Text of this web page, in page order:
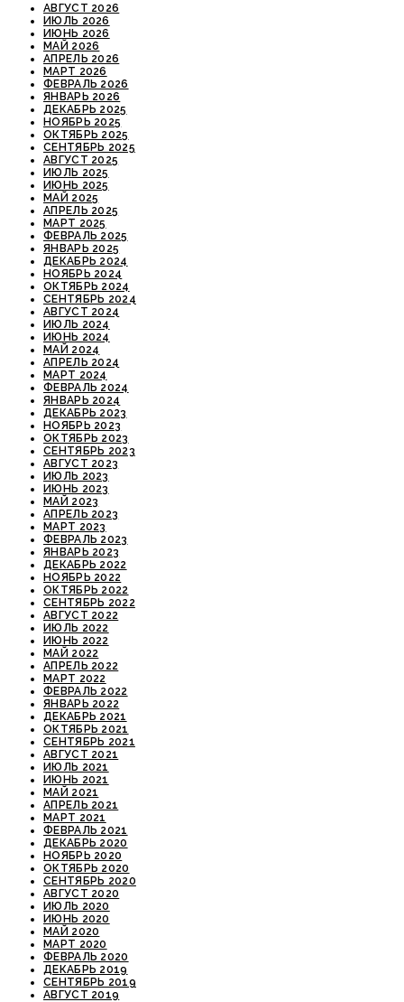
АВГУСТ 2026
ИЮЛЬ 2026
ИЮНЬ 2026
МАЙ 2026
АПРЕЛЬ 2026
МАРТ 2026
ФЕВРАЛЬ 2026
ЯНВАРЬ 2026
ДЕКАБРЬ 2025
НОЯБРЬ 2025
ОКТЯБРЬ 2025
СЕНТЯБРЬ 2025
АВГУСТ 2025
ИЮЛЬ 2025
ИЮНЬ 2025
МАЙ 2025
АПРЕЛЬ 2025
МАРТ 2025
ФЕВРАЛЬ 2025
ЯНВАРЬ 2025
ДЕКАБРЬ 2024
НОЯБРЬ 2024
ОКТЯБРЬ 2024
СЕНТЯБРЬ 2024
АВГУСТ 2024
ИЮЛЬ 2024
ИЮНЬ 2024
МАЙ 2024
АПРЕЛЬ 2024
МАРТ 2024
ФЕВРАЛЬ 2024
ЯНВАРЬ 2024
ДЕКАБРЬ 2023
НОЯБРЬ 2023
ОКТЯБРЬ 2023
СЕНТЯБРЬ 2023
АВГУСТ 2023
ИЮЛЬ 2023
ИЮНЬ 2023
МАЙ 2023
АПРЕЛЬ 2023
МАРТ 2023
ФЕВРАЛЬ 2023
ЯНВАРЬ 2023
ДЕКАБРЬ 2022
НОЯБРЬ 2022
ОКТЯБРЬ 2022
СЕНТЯБРЬ 2022
АВГУСТ 2022
ИЮЛЬ 2022
ИЮНЬ 2022
МАЙ 2022
АПРЕЛЬ 2022
МАРТ 2022
ФЕВРАЛЬ 2022
ЯНВАРЬ 2022
ДЕКАБРЬ 2021
ОКТЯБРЬ 2021
СЕНТЯБРЬ 2021
АВГУСТ 2021
ИЮЛЬ 2021
ИЮНЬ 2021
МАЙ 2021
АПРЕЛЬ 2021
МАРТ 2021
ФЕВРАЛЬ 2021
ДЕКАБРЬ 2020
НОЯБРЬ 2020
ОКТЯБРЬ 2020
СЕНТЯБРЬ 2020
АВГУСТ 2020
ИЮЛЬ 2020
ИЮНЬ 2020
МАЙ 2020
МАРТ 2020
ФЕВРАЛЬ 2020
ДЕКАБРЬ 2019
СЕНТЯБРЬ 2019
АВГУСТ 2019